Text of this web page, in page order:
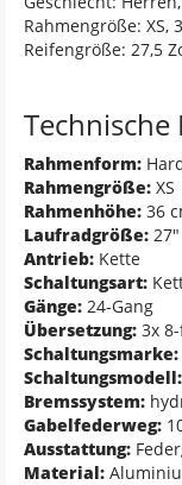
Rahmengröße: XS,
Reifengröße: 27,5
Technische
Rahmenform:
Rahmengröße: XS
Rahmenhöhe: 36
Laufradgröße: 27"
Antrieb: Kette
Schaltungsart:
Gänge: 24-Gang
Übersetzung: 3x
Schaltungsmarke:
Schaltungsmodell:
Bremssystem:
Gabelfederweg:
Ausstattung:
Material: